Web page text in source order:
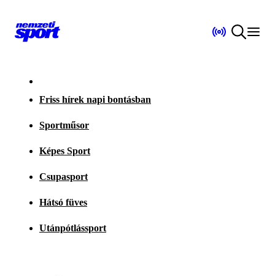
Friss hírek napi bontásban
Sportműsor
Képes Sport
Csupasport
Hátsó füves
Utánpótlássport